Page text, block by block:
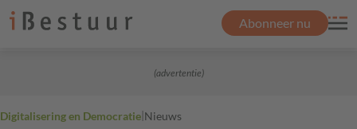
Abonneer nu
(advertentie)
Digitalisering en Democratie|Nieuws